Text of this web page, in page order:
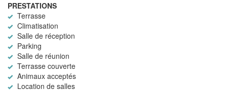
PRESTATIONS
Terrasse
Climatisation
Salle de réception
Parking
Salle de réunion
Terrasse couverte
Animaux acceptés
Location de salles